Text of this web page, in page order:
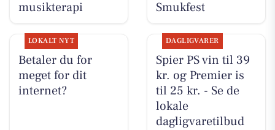
musikterapi
Smukfest
LOKALT NYT
Betaler du for
meget for dit
internet?
DAGLIGVARER
Spier PS vin til 39
kr. og Premier is
til 25 kr. - Se de
lokale
dagligvaretilbud